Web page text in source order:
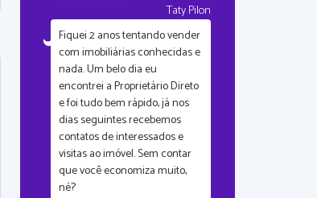
Taty Pilon
Fiquei2 anos tentando vender
com imobiliárias conhecidase
nada. Um belo dia eu
encontrei a Proprietário Direto
e foi tudo bem rápido, já nos
dias seguintes recebemos
contatos de interessados e
visitas ao imóvel. Sem contar
quevocê economiza muito,
né?